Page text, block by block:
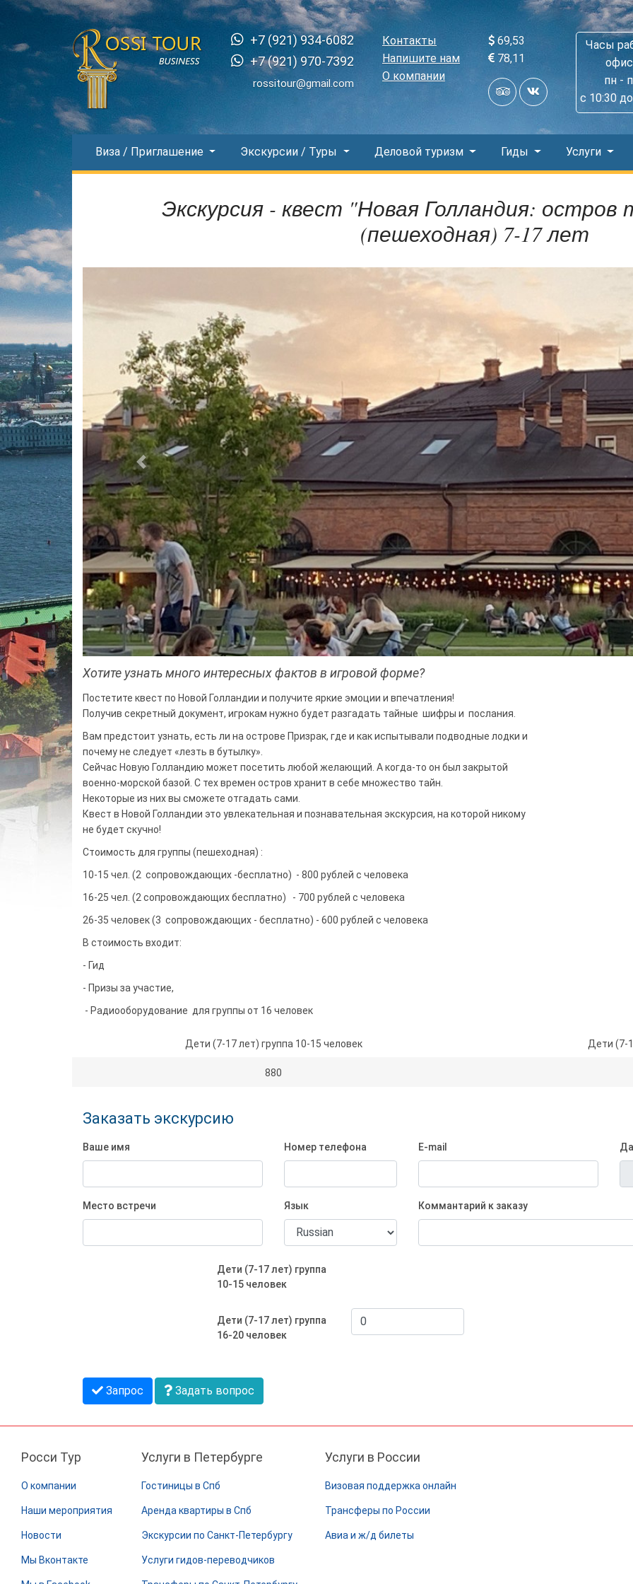
+7 (921) 934-6082
+7 (921) 970-7392
rossitour@gmail.com
Контакты
Напишите нам
О компании
69,53
78,11
Часы
пн -
с 10:30
Виза / Приглашение Экскурсии / Туры Деловой туризм Гиды Услуги
Экскурсия - квест "Новая Голландия: остров
(пешеходная) 7-17 лет
Previous
Хотите узнать много интересных фактов в игровой форме?
Постетите квест по Новой Голландии и получите яркие эмоции и впечатления!
Получив секретный документ, игрокам нужно будет разгадать тайные шифры и послания.
Вам предстоит узнать, есть ли на острове Призрак, где и как испытывали подводные лодки и
почему не следует «лезть в бутылку».
Сейчас Новую Голландию может посетить любой желающий. А когда-то он был закрытой
военно-морской базой. С тех времен остров хранит в себе множество тайн.
Некоторые из них вы сможете отгадать сами.
Квест в Новой Голландии это увлекательная и познавательная экскурсия, на которой никому
не будет скучно!
Стоимость для группы (пешеходная) :
10-15 чел. (2 сопровождающих -бесплатно) - 800 рублей с человека
16-25 чел. (2 сопровождающих бесплатно) - 700 рублей с человека
26-35 человек (3 сопровождающих - бесплатно) - 600 рублей с человека
В стоимость входит:
- Гид
- Призы за участие,
- Радиооборудование для группы от 16 человек
Дети (7-17 лет) группа 10-15 человек Дети (7-
880
Заказать экскурсию
Ваше имя Номер телефона E-mail
Место встречи Язык Коммантарий к заказу
Дети (7-17 лет) группа
10-15 человек
Дети (7-17 лет) группа
16-20 человек
Запрос Задать вопрос
Росси Тур
О компании
Наши мероприятия
Новости
Мы Вконтакте
Услуги в Петербурге
Гостиницы в Спб
Аренда квартиры в Спб
Экскурсии по Санкт-Петербургу
Услуги гидов-переводчиков
Услуги в России
Визовая поддержка онлайн
Трансферы по России
Авиа и ж/д билеты